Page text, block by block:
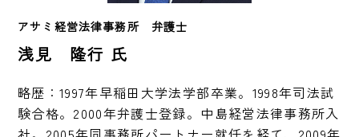
アサミ経営法律事務所　弁護士
浅見 隆行 氏
略歴：1997年早稲田大学法学部卒業。1998年司法試
験合格。2000年弁護士登録。中島経営法律事務所入